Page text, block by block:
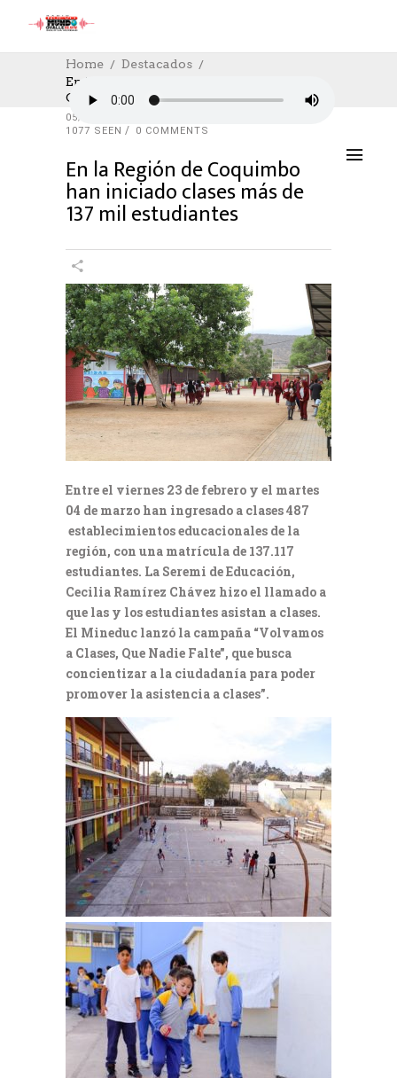
Home
Destacados
En La Región De Coquimbo Han Iniciado
Clases Más De 137 Mil Estudiantes
DESTACADOS EDUCACION,SOCIAL,SOCIAL
05/03/2024
1077 SEEN
0 COMMENTS
En la Región de Coquimbo
han iniciado clases más de
137 mil estudiantes
Entre el viernes 23 de febrero y el martes
04 de marzo han ingresado a clases 487
establecimientos educacionales de la
región, con una matrícula de 137.117
estudiantes. La Seremi de Educación,
Cecilia Ramírez Chávez hizo el llamado a
que las y los estudiantes asistan a clases.
El Mineduc lanzó la campaña “Volvamos
a Clases, Que Nadie Falte”, que busca
concientizar a la ciudadanía para poder
promover la asistencia a clases”.